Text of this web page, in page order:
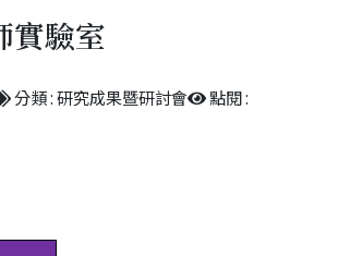
實驗室
分類 : 研究成果暨研討會 點閱 :